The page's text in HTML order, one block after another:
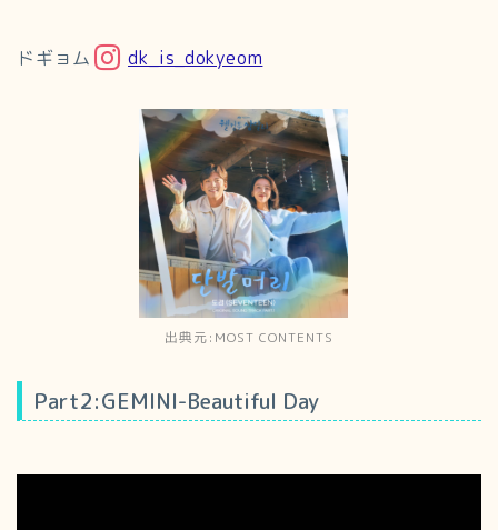
ドギョム dk_is_dokyeom
出典元:MOST CONTENTS
Part2:GEMINI-Beautiful Day